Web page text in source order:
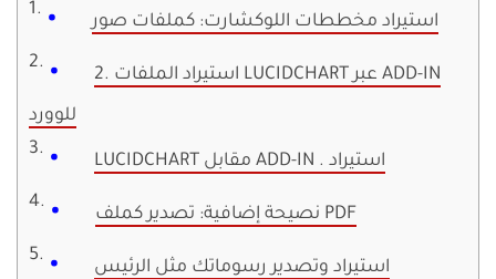
استيراد مخططات اللوكشارت: كملفات صور
2. استيراد الملفات LUCIDCHART عبر ADD-IN
للوورد
LUCIDCHART مقابل ADD-IN . استيراد
نصيحة إضافية: تصدير كملف PDF
استيراد وتصدير رسوماتك مثل الرئيس